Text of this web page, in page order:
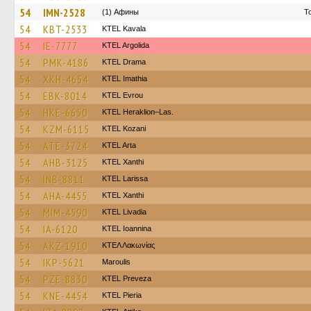
54 IMN-2528 (1) Афины
54 KBT-2533 KTEL Kavala
54 IE-7777 KTEL Argolida
54 PMK-4186 KTEL Drama
54 XKH-4654 KTEL Imathia
54 EBK-8014 KTEL Evrou
54 HKE-6650 KTEL Heraklion–Las.
54 KZM-6115 ΚΤΕL Kozani
54 ATE-3724 KTEL Arta
54 AHB-3125 KTEL Xanthi
54 INB-8811 KTEL Larissa
54 AHA-4455 KTEL Xanthi
54 MIM-4590 KTEL Livadia
54 IA-6120 KTEL Ioannina
54 AKZ-1910 ΚΤΕΛ Λακωνίας
54 IKP-5621 Maroulis
54 PZE-8830 KTEL Preveza
54 KNE-4454 KTEL Pieria